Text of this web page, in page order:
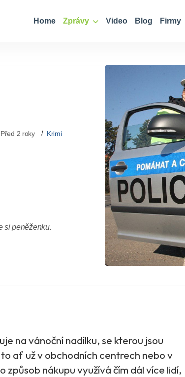
Home Zprávy Video Blog Firmy
Před 2 roky Krimi
si peněženku.
na vánoční nadílku, se kterou jsou
ať už v obchodních centrech nebo v
nákupu využívá čím dál více lidí,